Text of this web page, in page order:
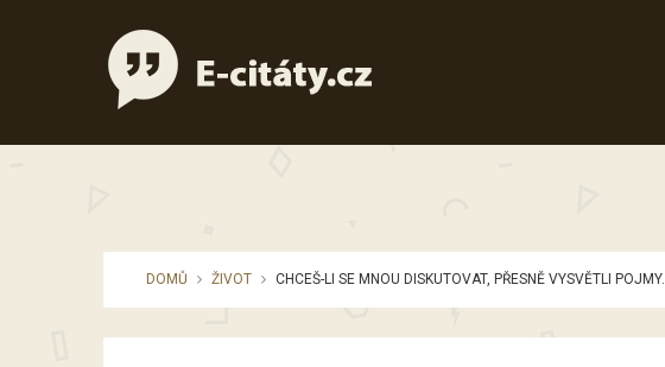
DOMŮ ŽIVOT CHCEŠ-LI SE MNOU DISKUTOVAT, PŘESNĚ VYSVĚTLI POJMY.